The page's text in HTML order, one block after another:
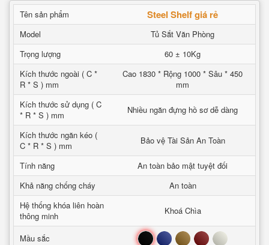
Tên sản phẩm Steel Shelf giá rẻ
Model
Tủ Sắt Văn Phòng
Trọng lượng
60 ± 10Kg
Kích thước ngoài ( C *
R * S ) mm
Cao 1830 * Rộng 1000 * Sâu * 450
mm
Kích thước sử dụng ( C
* R * S ) mm
Nhiều ngăn đựng hồ sơ dễ dàng
Kích thước ngăn kéo (
C * R * S ) mm
Bảo vệ Tài Sản An Toàn
Tính năng
An toàn bảo mật tuyệt đối
Khả năng chống cháy
An toàn
Hệ thống khóa liên hoàn
thông minh
Khoá Chìa
Mầu sắc Đen Xanh Nâu Đỏ Trắng